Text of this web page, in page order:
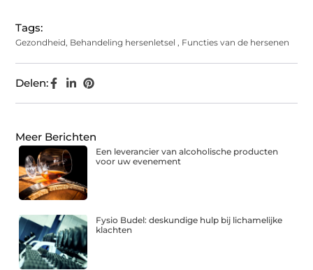
Tags:
Gezondheid, Behandeling hersenletsel , Functies van de hersenen
Delen:
Meer Berichten
Een leverancier van alcoholische producten
voor uw evenement
Fysio Budel: deskundige hulp bij lichamelijke
klachten